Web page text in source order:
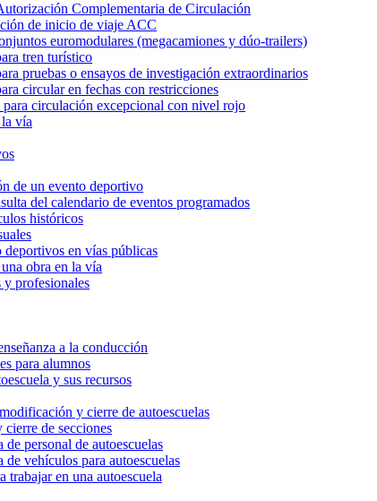
Complementaria de Circulación
de inicio de viaje ACC
euromodulares (megacamiones y dúo-trailers)
tren turístico
pruebas o ensayos de investigación extraordinarios
circular en fechas con restricciones
circulación excepcional con nivel rojo
vía
de un evento deportivo
del calendario de eventos programados
históricos
deportivos en vías públicas
obra en la vía
y profesionales
a la conducción
para alumnos
y sus recursos
y cierre de autoescuelas
cierre de secciones
de personal de autoescuelas
de vehículos para autoescuelas
trabajar en una autoescuela